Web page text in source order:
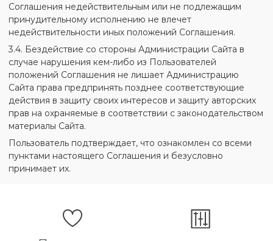
Соглашения недействительным или не подлежащим
принудительному исполнению не влечет
недействительности иных положений Соглашения.
3.4. Бездействие со стороны Администрации Сайта в
случае нарушения кем-либо из Пользователей
положений Соглашения не лишает Администрацию
Сайта права предпринять позднее соответствующие
действия в защиту своих интересов и защиту авторских
прав на охраняемые в соответствии с законодательством
материалы Сайта.
Пользователь подтверждает, что ознакомлен со всеми
пунктами настоящего Соглашения и безусловно
принимает их.